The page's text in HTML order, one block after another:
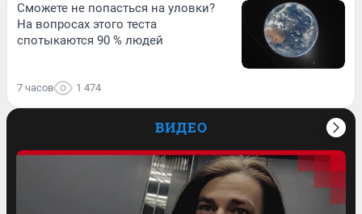
Сможете не попасться на уловки?
На вопросах этого теста
спотыкаются 90 % людей
7 часов 1 474
ВИДЕО